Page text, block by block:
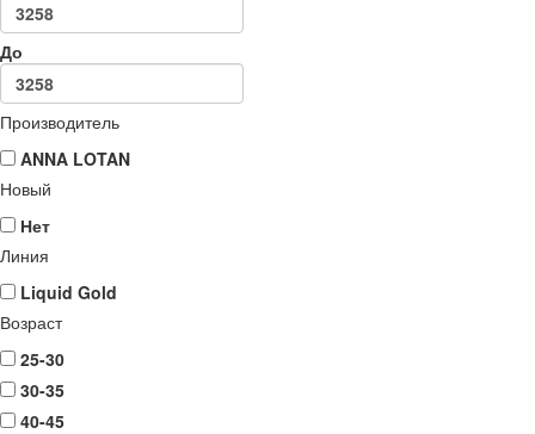
До
Производитель
ANNA LOTAN
Новый
Нет
Линия
Liquid Gold
Возраст
25-30
30-35
40-45